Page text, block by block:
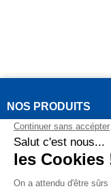
NOS PRODUITS
NOTRE SOCIÉTÉ